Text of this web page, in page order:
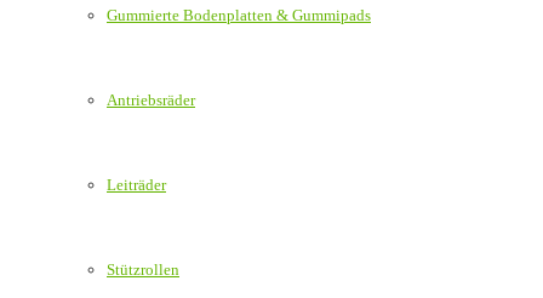
Gummierte Bodenplatten & Gummipads
Antriebsräder
Leiträder
Stützrollen